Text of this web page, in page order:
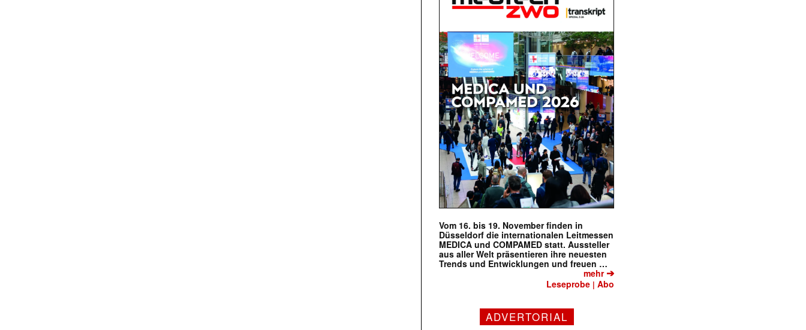
Vom 16. bis 19. November finden in
Düsseldorf die internationalen Leitmessen
MEDICA und COMPAMED statt. Aussteller
aus aller Welt präsentieren ihre neuesten
Trends und Entwicklungen und freuen …
mehr➔
Leseprobe |Abo
ADVERTORIAL